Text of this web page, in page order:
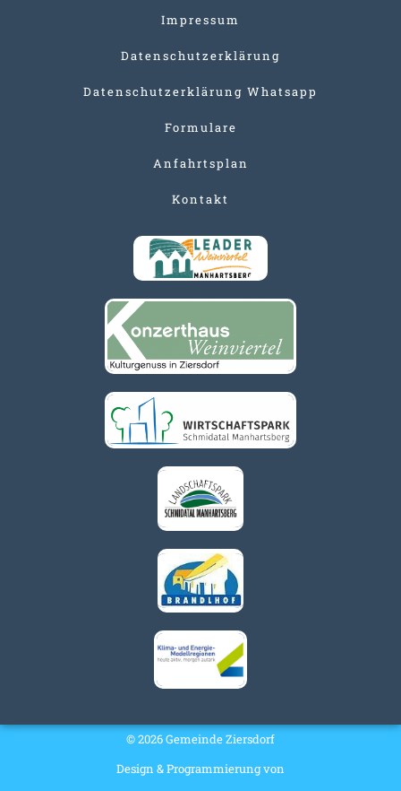
Impressum
Datenschutzerklärung
Datenschutzerklärung Whatsapp
Formulare
Anfahrtsplan
Kontakt
© 2026 Gemeinde Ziersdorf
Design & Programmierung von